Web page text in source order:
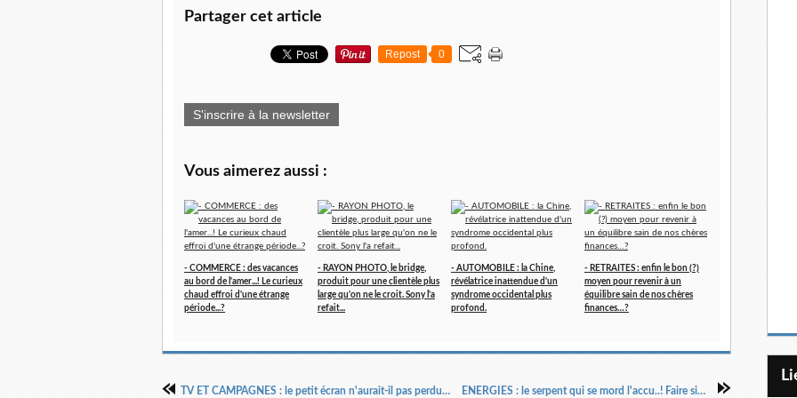
Partager cet article
Repost 0
S'inscrire à la newsletter
Vous aimerez aussi :
- COMMERCE : des vacances
au bord de l'amer...! Le curieux
chaud effroi d'une étrange
période...?
- RAYON PHOTO, le bridge,
produit pour une clientèle plus
large qu'on ne le croit. Sony l'a
refait...
- AUTOMOBILE : la Chine,
révélatrice inattendue d'un
syndrome occidental plus
profond.
- RETRAITES : enfin le bon (?)
moyen pour revenir à un
équilibre sain de nos chères
finances…?
TV ET CAMPAGNES : le petit écran n'aurait-il pas perdu le monopole du coup de cœur ? ENERGIES : le serpent qui se mord l'accu..! Faire simple serait... moins compliqué...